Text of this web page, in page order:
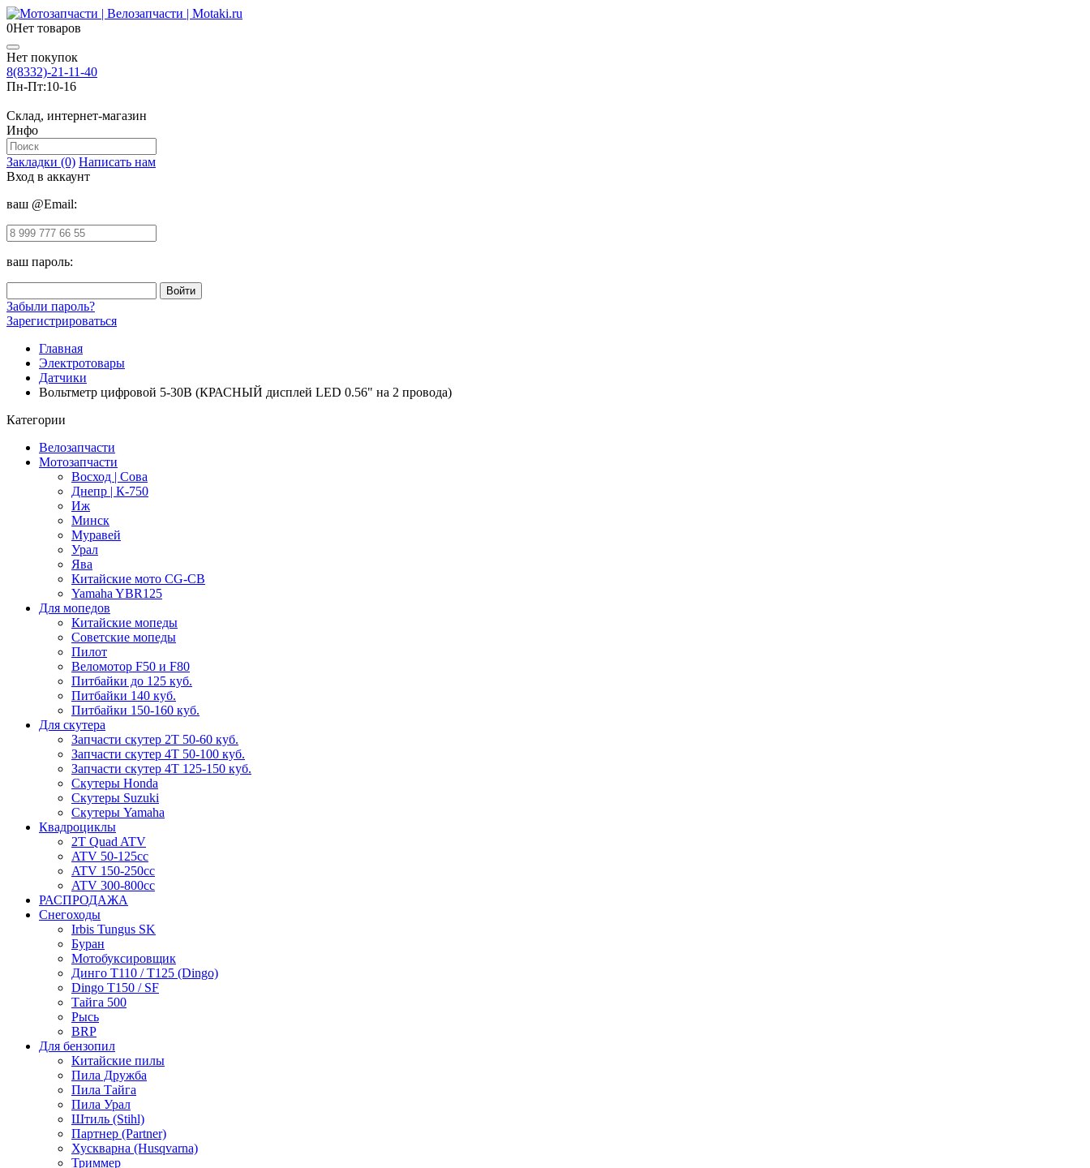
0Нет товаров
Нет покупок
8(8332)-21-11-40
Пн-Пт:10-16
Склад, интернет-магазин
Инфо
Закладки (0) Написать нам
Вход в аккаунт
ваш @Email:
ваш пароль:
Забыли пароль?
Зарегистрироваться
Главная
Электротовары
Датчики
Вольтметр цифровой 5-30В (КРАСНЫЙ дисплей LED 0.56" на 2 провода)
Категории
Велозапчасти
Мотозапчасти
Восход | Сова
Днепр | К-750
Иж
Минск
Муравей
Урал
Ява
Китайские мото CG-CB
Yamaha YBR125
Для мопедов
Китайские мопеды
Советские мопеды
Пилот
Веломотор F50 и F80
Питбайки до 125 куб.
Питбайки 140 куб.
Питбайки 150-160 куб.
Для скутера
Запчасти скутер 2Т 50-60 куб.
Запчасти скутер 4Т 50-100 куб.
Запчасти скутер 4Т 125-150 куб.
Скутеры Honda
Скутеры Suzuki
Скутеры Yamaha
Квадроциклы
2T Quad ATV
ATV 50-125cc
ATV 150-250cc
ATV 300-800cc
РАСПРОДАЖА
Снегоходы
Irbis Tungus SK
Буран
Мотобуксировщик
Динго T110 / T125 (Dingo)
Dingo T150 / SF
Тайга 500
Рысь
BRP
Для бензопил
Китайские пилы
Пила Дружба
Пила Тайга
Пила Урал
Штиль (Stihl)
Партнер (Partner)
Хускварна (Husqvarna)
Триммер